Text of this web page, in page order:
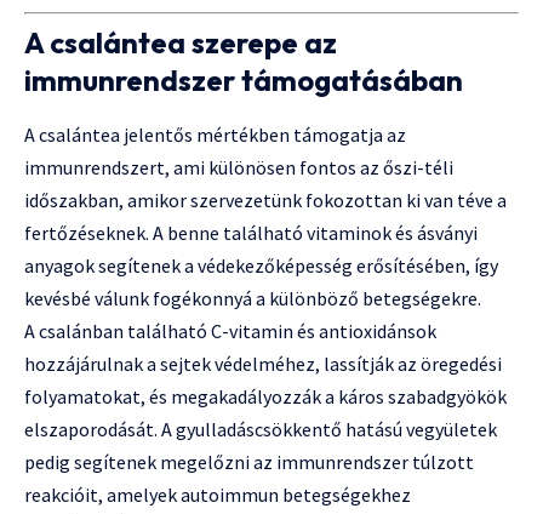
A csalántea szerepe az
immunrendszer támogatásában
A csalántea jelentős mértékben támogatja az
immunrendszert, ami különösen fontos az őszi-téli
időszakban, amikor szervezetünk fokozottan ki van téve a
fertőzéseknek. A benne található vitaminok és ásványi
anyagok segítenek a védekezőképesség erősítésében, így
kevésbé válunk fogékonnyá a különböző betegségekre.
A csalánban található C-vitamin és antioxidánsok
hozzájárulnak a sejtek védelméhez, lassítják az öregedési
folyamatokat, és megakadályozzák a káros szabadgyökök
elszaporodását. A gyulladáscsökkentő hatású vegyületek
pedig segítenek megelőzni az immunrendszer túlzott
reakcióit, amelyek autoimmun betegségekhez